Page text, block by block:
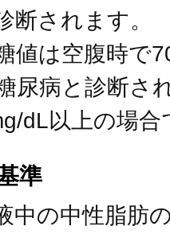
断されます。
値は空腹時で
尿病と診断さ
dL以上の場合
準
中の中性脂肪